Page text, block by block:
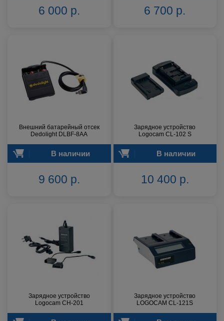
6 000 р. 6 700 р.
Внешний батарейный отсек
Dedolight DLBF-8AA
В наличии
9 600 р.
Зарядное устройство
Logocam CL-102 S
В наличии
10 400 р.
Зарядное устройство
Logocam CH-201
Зарядное устройство
LOGOCAM CL-121S